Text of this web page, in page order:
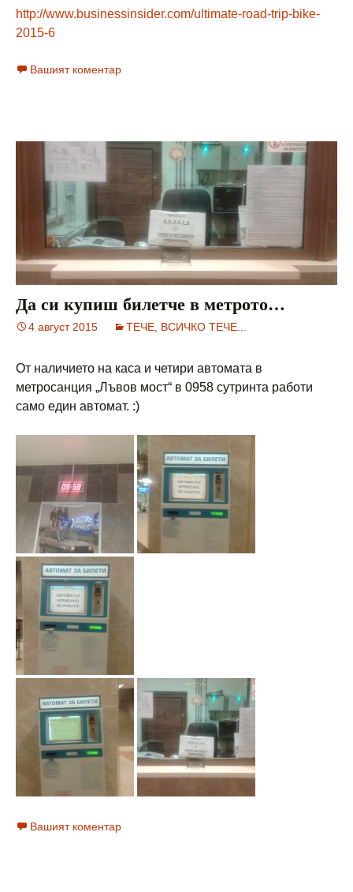
http://www.businessinsider.com/ultimate-road-trip-bike-
2015-6
Вашият коментар
Да си купиш билетче в метрото…
4 август 2015 ТЕЧЕ, ВСИЧКО ТЕЧЕ...
От наличието на каса и четири автомата в
метросанция „Лъвов мост“ в 0958 сутринта работи
само един автомат. :)
Вашият коментар